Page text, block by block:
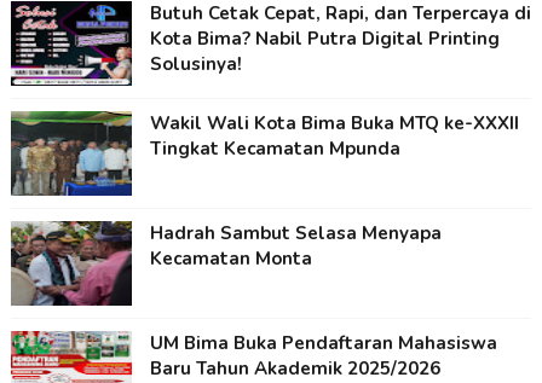
Butuh Cetak Cepat, Rapi, dan Terpercaya di
Kota Bima? Nabil Putra Digital Printing
Solusinya!
Wakil Wali Kota Bima Buka MTQ ke-XXXII
Tingkat Kecamatan Mpunda
Hadrah Sambut Selasa Menyapa
Kecamatan Monta
UM Bima Buka Pendaftaran Mahasiswa
Baru Tahun Akademik 2025/2026